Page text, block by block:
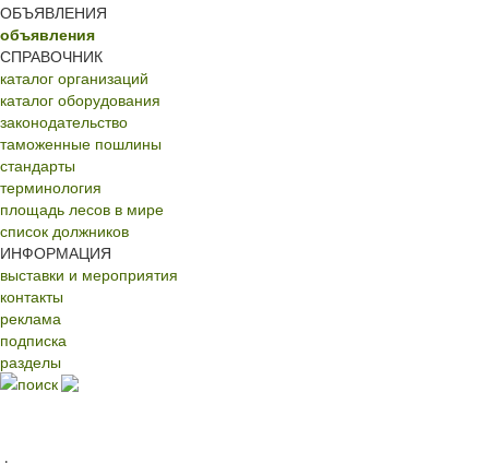
ОБЪЯВЛЕНИЯ
объявления
СПРАВОЧНИК
каталог организаций
каталог оборудования
законодательство
таможенные пошлины
стандарты
терминология
площадь лесов в мире
список должников
ИНФОРМАЦИЯ
выставки и мероприятия
контакты
реклама
подписка
разделы
поиск